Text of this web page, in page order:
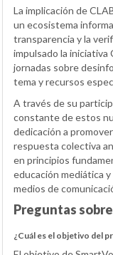
La implicación de
un ecosistema
transparencia y la
impulsado la iniciativa
jornadas sobre
tema y recursos
A través de su
constante de estos
dedicación a
respuesta colectiva
en principios
educación mediática
medios de
Preguntas
¿Cuál es el objetivo del